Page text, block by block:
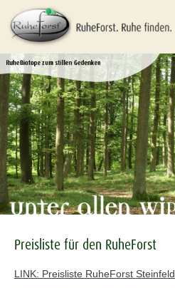
Preisliste für den RuheForst
LINK: Preisliste RuheForst Steinfeld